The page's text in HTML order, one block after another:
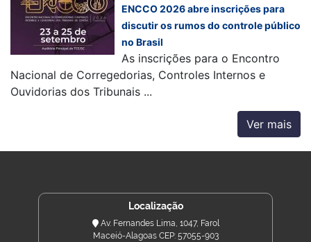
ENCCO 2026 abre inscrições para
discutir os rumos do controle público
no Brasil
As inscrições para o Encontro
Nacional de Corregedorias, Controles Internos e
Ouvidorias dos Tribunais ...
Ver mais
Localização
Av. Fernandes Lima, 1047, Farol
Maceió-Alagoas CEP: 57055-903